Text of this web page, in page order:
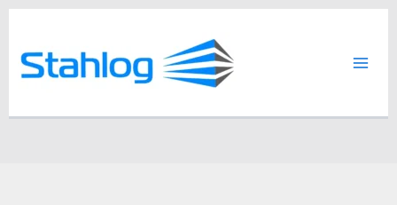
Zum
springen